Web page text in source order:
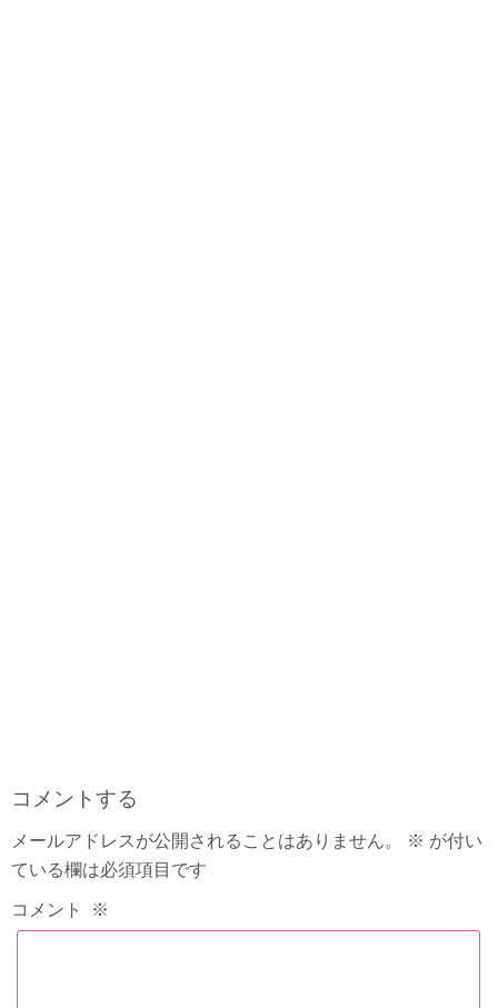
コメントする
メールアドレスが公開されることはありません。 ※ が付い
ている欄は必須項目です
コメント ※